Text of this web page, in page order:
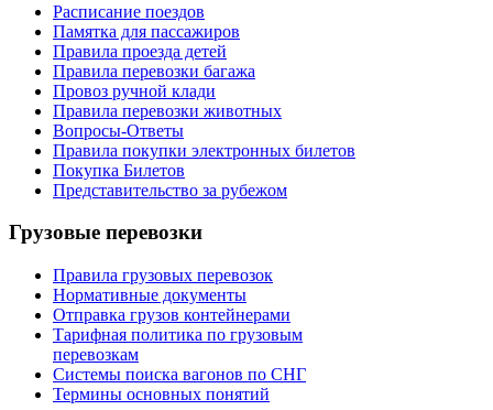
Расписание поездов
Памятка для пассажиров
Правила проезда детей
Правила перевозки багажа
Провоз ручной клади
Правила перевозки животных
Вопросы-Ответы
Правила покупки электронных билетов
Покупка Билетов
Представительство за рубежом
Грузовые перевозки
Правила грузовых перевозок
Нормативные документы
Отправка грузов контейнерами
Тарифная политика по грузовым
перевозкам
Системы поиска вагонов по СНГ
Термины основных понятий